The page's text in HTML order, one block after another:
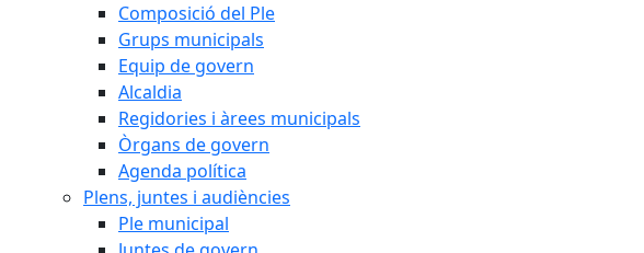
Composició del Ple
Grups municipals
Equip de govern
Alcaldia
Regidories i àrees municipals
Òrgans de govern
Agenda política
Plens, juntes i audiències
Ple municipal